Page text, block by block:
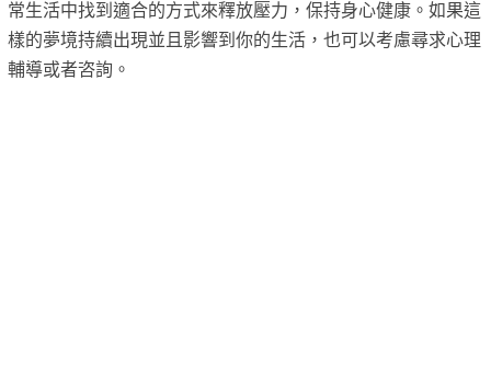
常生活中找到適合的方式來釋放壓力，保持身心健康。如果這
樣的夢境持續出現並且影響到你的生活，也可以考慮尋求心理
輔導或者咨詢。